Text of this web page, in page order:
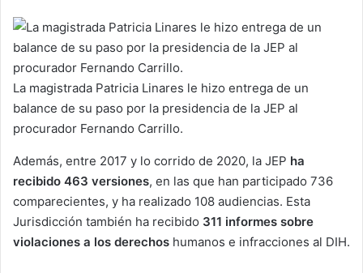
La magistrada Patricia Linares le hizo entrega de un
balance de su paso por la presidencia de la JEP al
procurador Fernando Carrillo.
Además, entre 2017 y lo corrido de 2020, la JEP ha
recibido 463 versiones, en las que han participado 736
comparecientes, y ha realizado 108 audiencias. Esta
Jurisdicción también ha recibido 311 informes sobre
violaciones a los derechos humanos e infracciones al DIH.